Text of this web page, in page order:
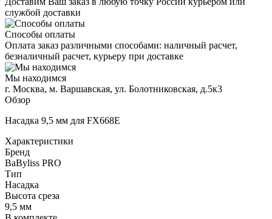
службой доставки
Способы оплаты
Оплата заказ различными способами: наличный расчет,
безналичный расчет, курьеру при доставке
Мы находимся
г. Москва, м. Варшавская, ул. Болотниковская, д.5к3
Обзор
Насадка 9,5 мм для FX668E
Характеристики
Бренд
BaByliss PRO
Тип
Насадка
Высота среза
9,5 мм